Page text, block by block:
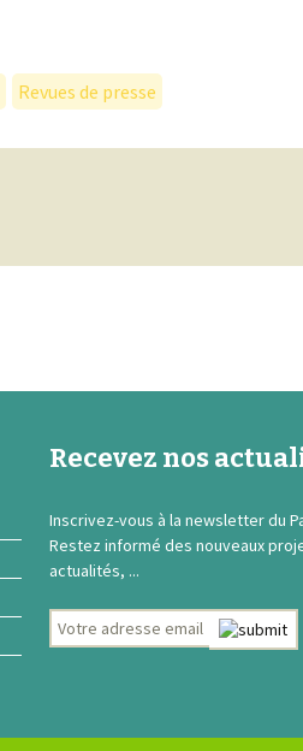
Revues de presse
Recevez nos
Inscrivez-vous à la newsletter du
Restez informé des nouveaux
actualités, ...